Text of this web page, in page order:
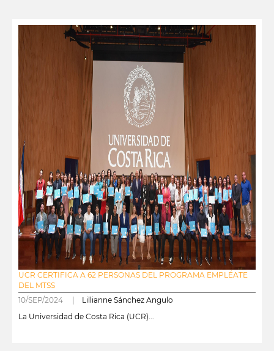
UCR CERTIFICA A 62 PERSONAS DEL PROGRAMA EMPLÉATE
DEL MTSS
10/SEP/2024 | Lillianne Sánchez Angulo
La Universidad de Costa Rica (UCR)...